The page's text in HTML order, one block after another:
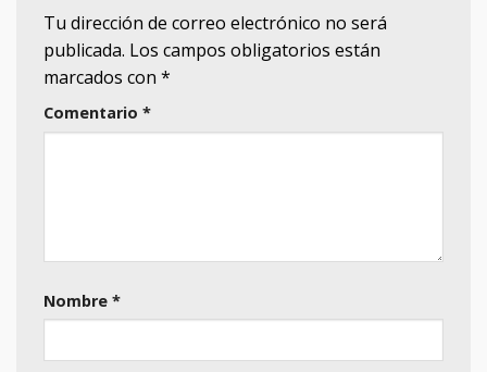
Tu dirección de correo electrónico no será
publicada. Los campos obligatorios están
marcados con *
Comentario *
Nombre *